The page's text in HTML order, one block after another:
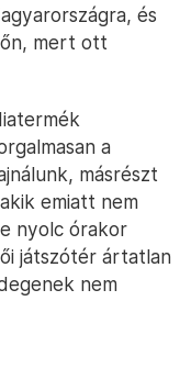
és
mert ott
a
másrészt
emiatt nem
nyolc órakor
játszótér ártatlan
nem